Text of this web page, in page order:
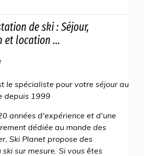
de ski : Séjour,
et location ...
le spécialiste pour votre séjour au
depuis 1999
années d'expérience et d'une
dédiée au monde des
Ski Planet propose des
sur mesure. Si vous êtes